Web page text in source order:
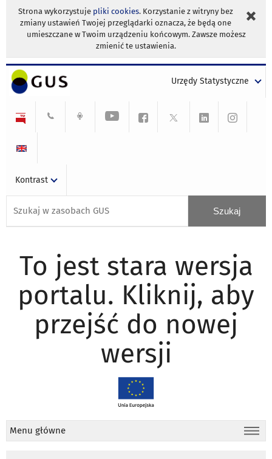
Strona wykorzystuje pliki cookies. Korzystanie z witryny bez
zmiany ustawień Twojej przeglądarki oznacza, że będą one
umieszczane w Twoim urządzeniu końcowym. Zawsze możesz
zmienić te ustawienia.
Urzędy Statystyczne
Kontrast
To jest stara wersja
portalu. Kliknij, aby
przejść do nowej
wersji
Menu główne